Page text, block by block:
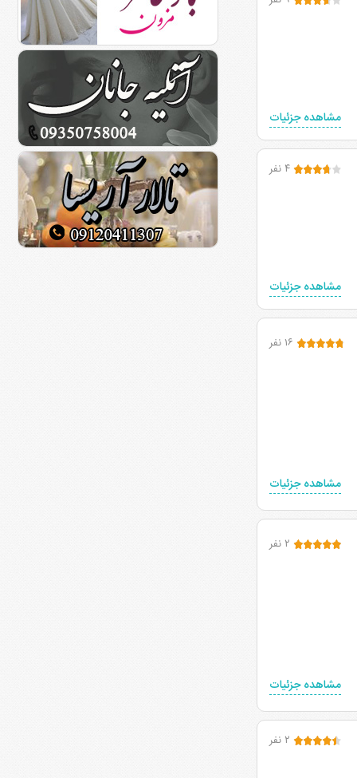
مشاهده جزئیات
۴ نفر
مشاهده جزئیات
۱۶ نفر
مشاهده جزئیات
۲ نفر
مشاهده جزئیات
۲ نفر